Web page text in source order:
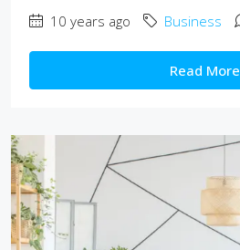
10 years ago Business
Read More